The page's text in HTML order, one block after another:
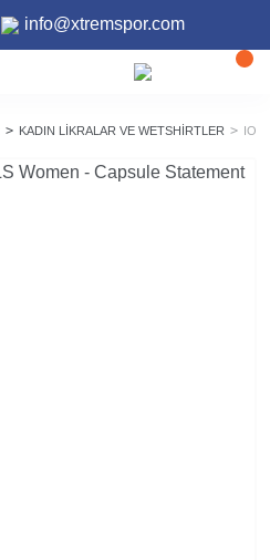
info@xtremspor.com
KADIN LIKRALAR VE WETSHIRTLER ION